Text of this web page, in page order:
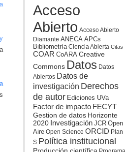
Acceso
Abierto Acceso Abierto
Diamante ANECA APCs
Bibliometría Ciencia Abierta Citas
COAR CoARA Creative
Commons Datos Datos
Abiertos Datos de
investigación Derechos
de autor Ediciones UVa
Factor de impacto FECYT
Gestion de datos Horizonte
2020 Investigación JCR Open
Aire Open Science ORCID Plan
S Política institucional